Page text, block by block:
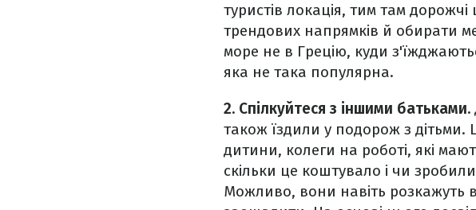
туристів локація, тим там
трендових напрямків й обирати
море не в Грецію, куди
яка не така популярна.
2. Спілкуйтеся з іншими батьками.
також їздили у подорож з
дитини, колеги на роботі, які
скільки це коштувало і чи
Можливо, вони навіть розкажуть